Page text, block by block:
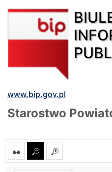
www.bip.gov.pl
Starostwo